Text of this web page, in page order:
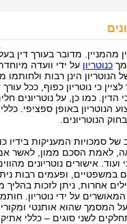
ידי נוטריון
מהמניין. מדובר בעורך דין
כנוטריון על ידי וועדה
הנוטריון הינן רבות ולחותמו
כי נוטריון כפוף, ככל עורך
כמו כן, על נוטריונים
הנוטריון באופן ספציפי.
של סמכויות המעניקות בידיו
לאמת הסכם ממון, לאשר
ועוד. אישורים נוטריונים
במשפטיים, ופעמים רבות
אחרות, ניתן לזכות בהליך
על ידי נוטריון.
המסמך שהוא אותנטי
לשני סוגים – כללי